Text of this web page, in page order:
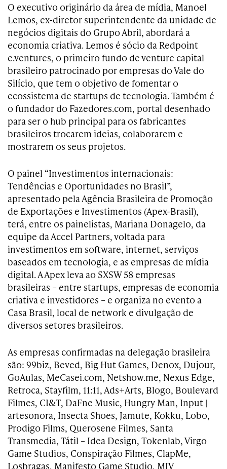
O executivo originário da área de mídia, Manoel
Lemos, ex-diretor superintendente da unidade de
negócios digitais do Grupo Abril, abordará a
economia criativa. Lemos é sócio da Redpoint
e.ventures, o primeiro fundo de venture capital
brasileiro patrocinado por empresas do Vale do
Silício, que tem o objetivo de fomentar o
ecossistema de startups de tecnologia. Também é
o fundador do Fazedores.com, portal desenhado
para ser o hub principal para os fabricantes
brasileiros trocarem ideias, colaborarem e
mostrarem os seus projetos.
O painel “Investimentos internacionais:
Tendências e Oportunidades no Brasil”,
apresentado pela Agência Brasileira de Promoção
de Exportações e Investimentos (Apex-Brasil),
terá, entre os painelistas, Mariana Donagelo, da
equipe da Accel Partners, voltada para
investimentos em software, internet, serviços
baseados em tecnologia, e as empresas de mídia
digital. A Apex leva ao SXSW 58 empresas
brasileiras – entre startups, empresas de economia
criativa e investidores – e organiza no evento a
Casa Brasil, local de network e divulgação de
diversos setores brasileiros.
As empresas confirmadas na delegação brasileira
são: 99biz, Beved, Big Hut Games, Denox, Dujour,
GoAulas, MeCasei.com, Netshow.me, Nexus Edge,
Retroca, Stayfilm, 11:11, Ads+Arts, Blogo, Boulevard
Filmes, CI&T, DaFne Music, Hungry Man, Input |
artesonora, Insecta Shoes, Jamute, Kokku, Lobo,
Prodigo Films, Querosene Filmes, Santa
Transmedia, Tátil – Idea Design, Tokenlab, Virgo
Game Studios, Conspiração Filmes, ClapMe,
Losbragas, Manifesto Game Studio, MJV